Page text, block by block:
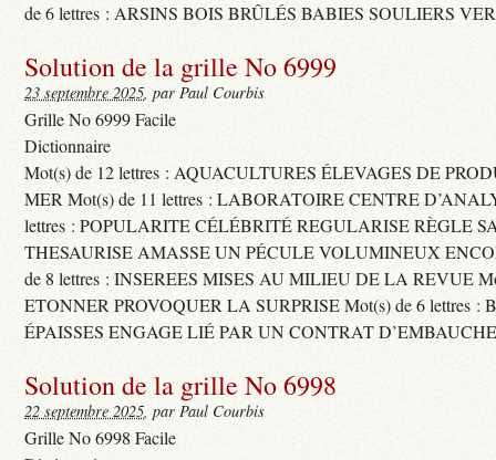
de 6 lettres : ARSINS BOIS BRÛLÉS BABIES SOULIERS
Solution de la grille No 6999
23 septembre 2025, par Paul Courbis
Grille No 6999 Facile
Dictionnaire
Mot(s) de 12 lettres : AQUACULTURES ÉLEVAGES DE
MER Mot(s) de 11 lettres : LABORATOIRE CENTRE
lettres : POPULARITE CÉLÉBRITÉ REGULARISE RÈGLE
THESAURISE AMASSE UN PÉCULE VOLUMINEUX
de 8 lettres : INSEREES MISES AU MILIEU DE LA REVUE
ETONNER PROVOQUER LA SURPRISE Mot(s) de 6 lettres :
ÉPAISSES ENGAGE LIÉ PAR UN CONTRAT
Solution de la grille No 6998
22 septembre 2025, par Paul Courbis
Grille No 6998 Facile